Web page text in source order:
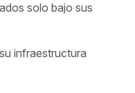
solo bajo sus
infraestructura